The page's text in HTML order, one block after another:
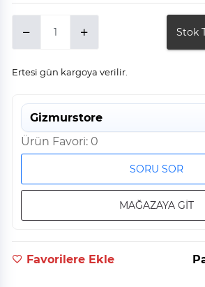
Stok
Ertesi gün kargoya verilir.
Gizmurstore
Ürün Favori: 0
SORU SOR
MAĞAZAYA GİT
Favorilere Ekle